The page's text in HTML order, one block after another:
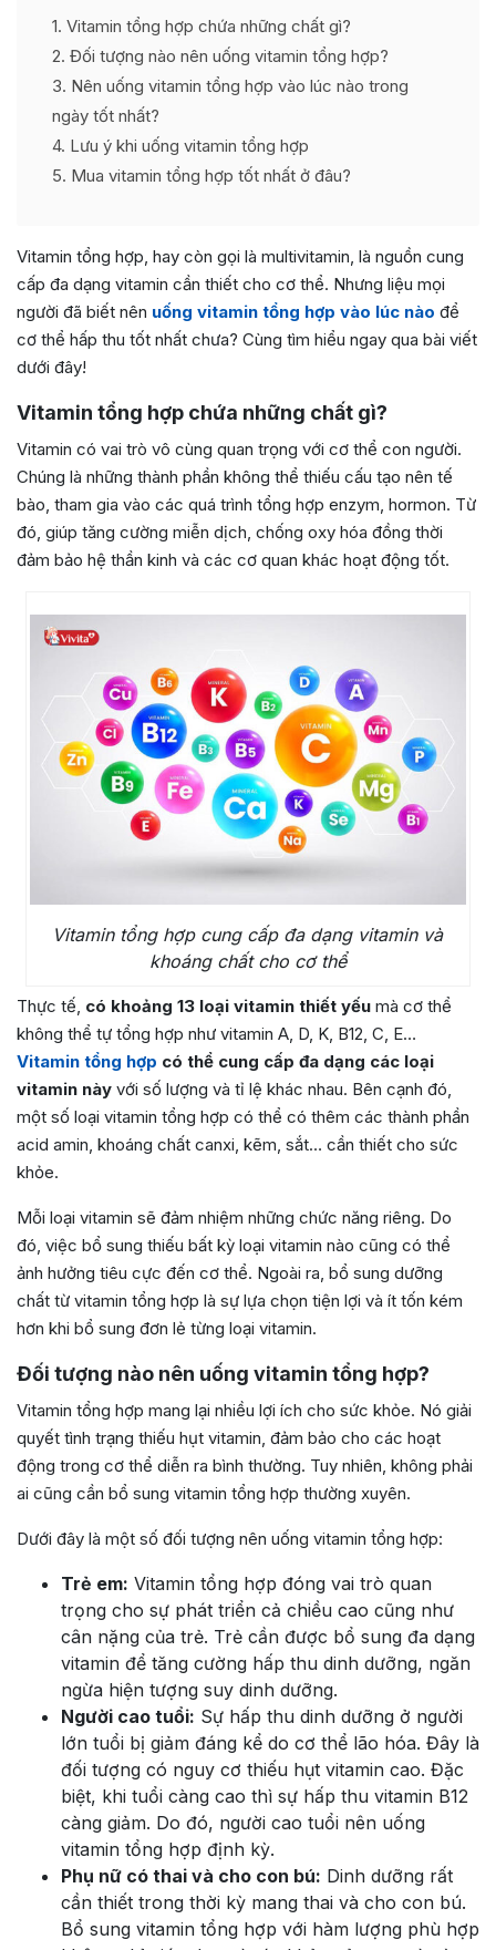
1 Vitamin tổng hợp chứa những chất gì?
2 Đối tượng nào nên uống vitamin tổng hợp?
3 Nên uống vitamin tổng hợp vào lúc nào trong
ngày tốt nhất?
4 Lưu ý khi uống vitamin tổng hợp
5 Mua vitamin tổng hợp tốt nhất ở đâu?
Vitamin tổng hợp, hay còn gọi là multivitamin, là nguồn cung
cấp đa dạng vitamin cần thiết cho cơ thể. Nhưng liệu mọi
người đã biết nên uống vitamin tổng hợp vào lúc nào để
cơ thể hấp thu tốt nhất chưa? Cùng tìm hiểu ngay qua bài viết
dưới đây!
Vitamin tổng hợp chứa những chất gì?
Vitamin có vai trò vô cùng quan trọng với cơ thể con người.
Chúng là những thành phần không thể thiếu cấu tạo nên tế
bào, tham gia vào các quá trình tổng hợp enzym, hormon. Từ
đó, giúp tăng cường miễn dịch, chống oxy hóa đồng thời
đảm bảo hệ thần kinh và các cơ quan khác hoạt động tốt.
Vitamin tổng hợp cung cấp đa dạng vitamin và
khoáng chất cho cơ thể
Thực tế, có khoảng 13 loại vitamin thiết yếu mà cơ thể
không thể tự tổng hợp như vitamin A, D, K, B12, C, E…
Vitamin tổng hợp có thể cung cấp đa dạng các loại
vitamin này với số lượng và tỉ lệ khác nhau. Bên cạnh đó,
một số loại vitamin tổng hợp có thể có thêm các thành phần
acid amin, khoáng chất canxi, kẽm, sắt… cần thiết cho sức
khỏe.
Mỗi loại vitamin sẽ đảm nhiệm những chức năng riêng. Do
đó, việc bổ sung thiếu bất kỳ loại vitamin nào cũng có thể
ảnh hưởng tiêu cực đến cơ thể. Ngoài ra, bổ sung dưỡng
chất từ vitamin tổng hợp là sự lựa chọn tiện lợi và ít tốn kém
hơn khi bổ sung đơn lẻ từng loại vitamin.
Đối tượng nào nên uống vitamin tổng hợp?
Vitamin tổng hợp mang lại nhiều lợi ích cho sức khỏe. Nó giải
quyết tình trạng thiếu hụt vitamin, đảm bảo cho các hoạt
động trong cơ thể diễn ra bình thường. Tuy nhiên, không phải
ai cũng cần bổ sung vitamin tổng hợp thường xuyên.
Dưới đây là một số đối tượng nên uống vitamin tổng hợp:
Trẻ em: Vitamin tổng hợp đóng vai trò quan
trọng cho sự phát triển cả chiều cao cũng như
cân nặng của trẻ. Trẻ cần được bổ sung đa dạng
vitamin để tăng cường hấp thu dinh dưỡng, ngăn
ngừa hiện tượng suy dinh dưỡng.
Người cao tuổi: Sự hấp thu dinh dưỡng ở người
lớn tuổi bị giảm đáng kể do cơ thể lão hóa. Đây là
đối tượng có nguy cơ thiếu hụt vitamin cao. Đặc
biệt, khi tuổi càng cao thì sự hấp thu vitamin B12
càng giảm. Do đó, người cao tuổi nên uống
vitamin tổng hợp định kỳ.
Phụ nữ có thai và cho con bú: Dinh dưỡng rất
cần thiết trong thời kỳ mang thai và cho con bú.
Bổ sung vitamin tổng hợp với hàm lượng phù hợp